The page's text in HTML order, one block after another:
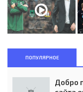
ПОПУЛЯРНОЕ
Добро